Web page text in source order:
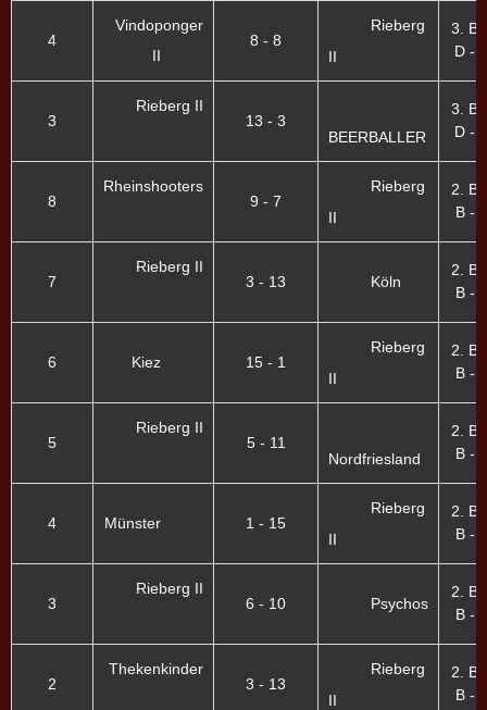
4
Vindoponger
II
8 - 8
Rieberg
II
3.
D -
3
Rieberg II
13 - 3
BEERBALLER
3.
D -
8
Rheinshooters
9 - 7
Rieberg
II
2.
B -
7
Rieberg II
3 - 13
Köln
2.
B -
6 Kiez 15 - 1
Rieberg
II
2.
B -
5
Rieberg II
5 - 11
Nordfriesland
2.
B -
4 Münster 1 - 15
Rieberg
II
2.
B -
3
Rieberg II
6 - 10
Psychos
2.
B -
2
Thekenkinder
3 - 13
Rieberg
II
2.
B -